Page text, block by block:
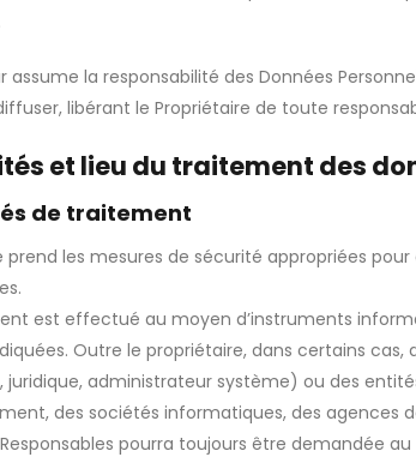
assume la responsabilité des Données
libérant le Propriétaire de toute
et lieu du traitement des
de traitement
prend les mesures de sécurité appropriées
est effectué au moyen d’instruments
Outre le propriétaire, dans certains
juridique, administrateur système) ou des
des sociétés informatiques, des agences
pourra toujours être demandée